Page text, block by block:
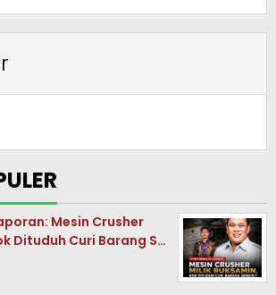
Mesin Crusher
Dituduh Curi Barang S…